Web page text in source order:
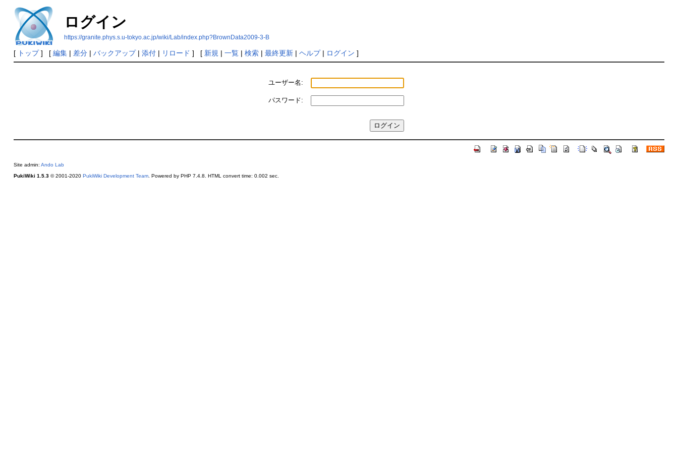
ログイン
https://granite.phys.s.u-tokyo.ac.jp/wiki/Lab/index.php?BrownData2009-3-B
[ トップ] [ 編集| 差分| バックアップ| 添付| リロード ] [ 新規 | 一覧| 検索| 最終更新| ヘルプ| ログイン ]
ユーザー名:
パスワード:
Site admin: Ando Lab
PukiWiki 1.5.3© 2001-2020 PukiWiki Development Team. Powered by PHP 7.4.8. HTML convert time: 0.002 sec.